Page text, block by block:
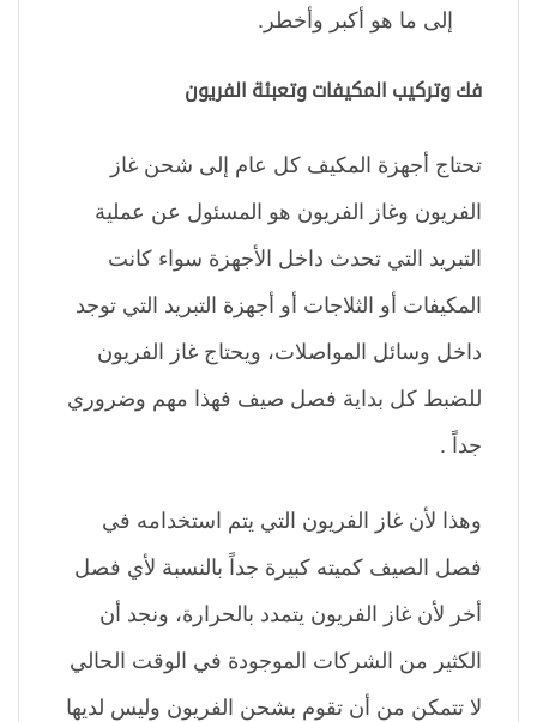
إلى ما هو أكبر وأخطر.
فك وتركيب المكيفات وتعبئة الفريون
تحتاج أجهزة المكيف كل عام إلى شحن غاز
الفريون وغاز الفريون هو المسئول عن عملية
التبريد التي تحدث داخل الأجهزة سواء كانت
المكيفات أو الثلاجات أو أجهزة التبريد التي توجد
داخل وسائل المواصلات، ويحتاج غاز الفريون
للضبط كل بداية فصل صيف فهذا مهم وضروري
جداً .
وهذا لأن غاز الفريون التي يتم استخدامه في
فصل الصيف كميته كبيرة جداً بالنسبة لأي فصل
أخر لأن غاز الفريون يتمدد بالحرارة، ونجد أن
الكثير من الشركات الموجودة في الوقت الحالي
لا تتمكن من أن تقوم بشحن الفريون وليس لديها